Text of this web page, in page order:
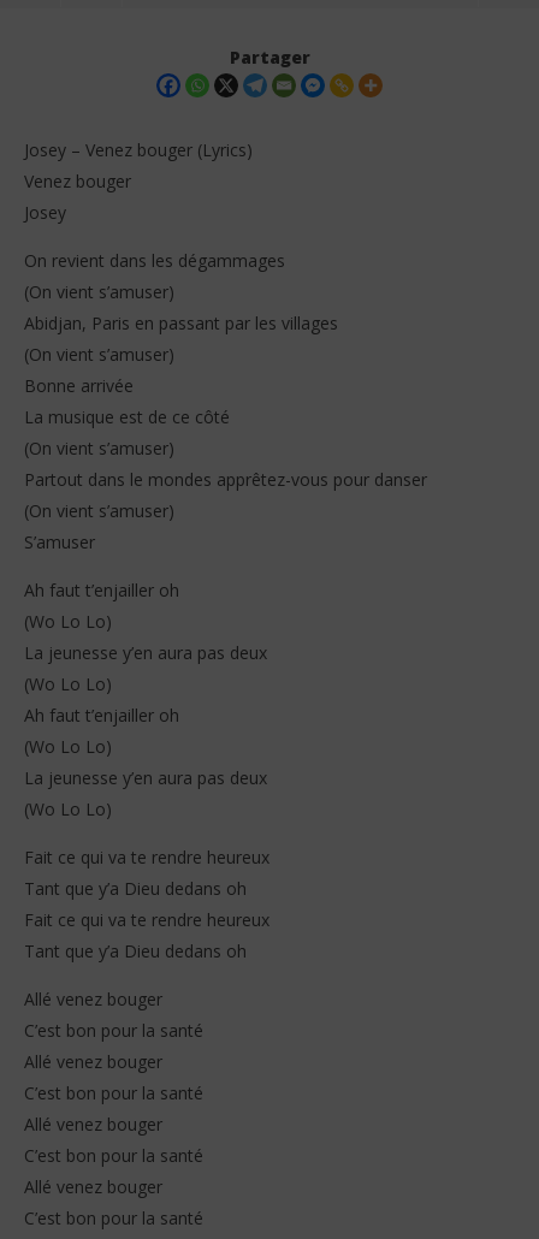
Josey – Venez bouger (Lyrics)
4
décembre
Stone
Partager
Josey – Venez bouger (Lyrics)
Venez bouger
Josey
On revient dans les dégammages
(On vient s’amuser)
Abidjan, Paris en passant par les villages
(On vient s’amuser)
Bonne arrivée
La musique est de ce côté
(On vient s’amuser)
Partout dans le mondes apprêtez-vous pour danser
(On vient s’amuser)
S’amuser
Ah faut t’enjailler oh
(Wo Lo Lo)
La jeunesse y’en aura pas deux
(Wo Lo Lo)
Ah faut t’enjailler oh
(Wo Lo Lo)
La jeunesse y’en aura pas deux
(Wo Lo Lo)
Fait ce qui va te rendre heureux
Tant que y’a Dieu dedans oh
Fait ce qui va te rendre heureux
Tant que y’a Dieu dedans oh
Allé venez bouger
C’est bon pour la santé
Allé venez bouger
C’est bon pour la santé
Allé venez bouger
C’est bon pour la santé
Allé venez bouger
C’est bon pour la santé